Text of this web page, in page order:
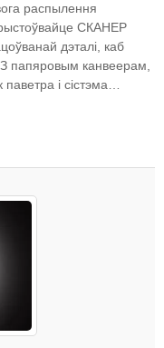
распылення
СКАНЕР
дэталі, каб
папяровым канвеерам,
і сістэма